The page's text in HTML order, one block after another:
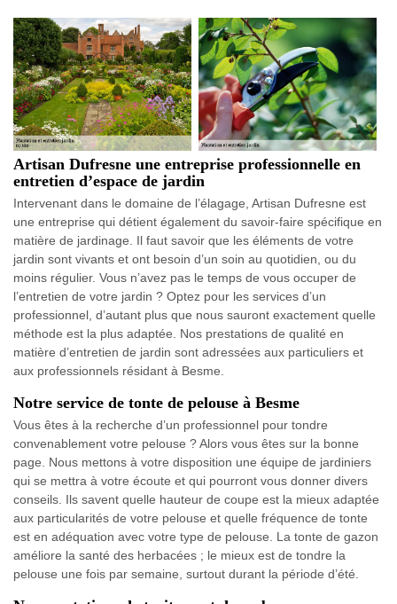
Artisan Dufresne une entreprise professionnelle en
entretien d’espace de jardin
Intervenant dans le domaine de l’élagage, Artisan Dufresne est
une entreprise qui détient également du savoir-faire spécifique en
matière de jardinage. Il faut savoir que les éléments de votre
jardin sont vivants et ont besoin d’un soin au quotidien, ou du
moins régulier. Vous n’avez pas le temps de vous occuper de
l’entretien de votre jardin ? Optez pour les services d’un
professionnel, d’autant plus que nous sauront exactement quelle
méthode est la plus adaptée. Nos prestations de qualité en
matière d’entretien de jardin sont adressées aux particuliers et
aux professionnels résidant à Besme.
Notre service de tonte de pelouse à Besme
Vous êtes à la recherche d’un professionnel pour tondre
convenablement votre pelouse ? Alors vous êtes sur la bonne
page. Nous mettons à votre disposition une équipe de jardiniers
qui se mettra à votre écoute et qui pourront vous donner divers
conseils. Ils savent quelle hauteur de coupe est la mieux adaptée
aux particularités de votre pelouse et quelle fréquence de tonte
est en adéquation avec votre type de pelouse. La tonte de gazon
améliore la santé des herbacées ; le mieux est de tondre la
pelouse une fois par semaine, surtout durant la période d’été.